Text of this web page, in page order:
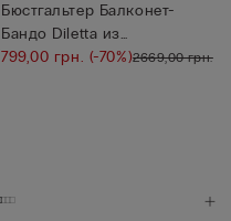
Бюстгальтер Балконет-
Бандо Diletta из
Микрофибры U...
799,00 грн. (-70%)2669,00 грн.